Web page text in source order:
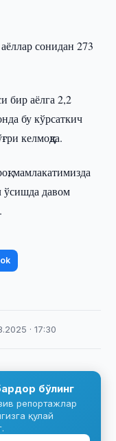
сонидан 273
бир аёлга 2,2
бу кўрсаткич
келмоқда.
мамлакатимизда
ўсишда давом
· 17:30
бўлинг
репортажлар
қулай